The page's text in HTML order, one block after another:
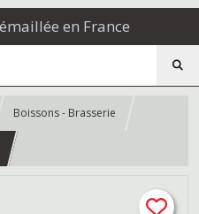
en France
Boissons - Brasserie